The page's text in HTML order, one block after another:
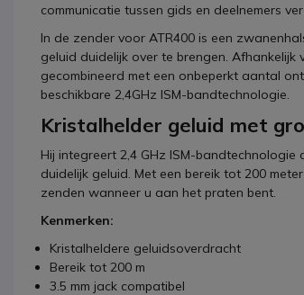
communicatie tussen gids en deelnemers
In de zender voor ATR400 is een
geluid duidelijk over te brengen.
gecombineerd met een onbeperkt aantal
beschikbare 2,4GHz ISM-bandtechnologie.
Kristalhelder geluid met
Hij integreert 2,4 GHz ISM-
duidelijk geluid. Met een bereik tot 200
zenden wanneer u aan het praten bent.
Kenmerken:
Kristalheldere geluidsoverdracht
Bereik tot 200 m
3.5 mm jack compatibel